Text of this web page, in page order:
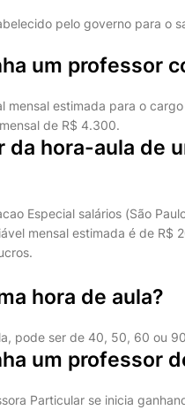
pelo governo para o
um professor
mensal estimada para o
de R$ 4.300.
da hora-aula de
Especial salários (São
mensal estimada é de
hora de aula?
pode ser de 40, 50, 60 ou
um professor
Particular se inicia